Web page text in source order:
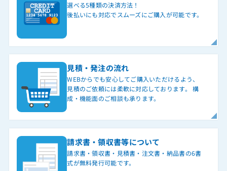
選べる5種類の決済方法！
後払いにも対応でスムーズにご購入が可能です。
見積・発注の流れ
WEBからでも安心してご購入いただけるよう、
見積のご依頼には柔軟に対応しております。 構
成・機能面のご相談も承ります。
請求書・領収書等について
請求書・領収書・見積書・注文書・納品書の6書
式が無料発行可能です。